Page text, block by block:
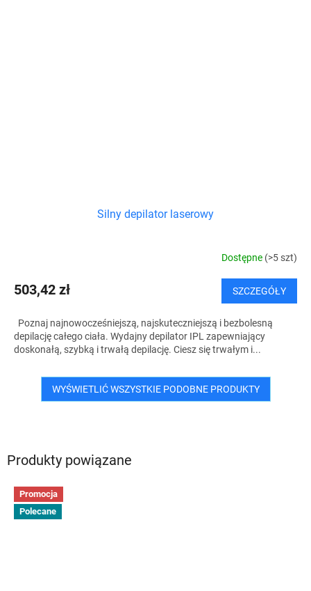
Produkty powiązane
Promocja
Polecane
Silny depilator laserowy
Dostępne (>5 szt)
503,42 zł SZCZEGÓŁY
Poznaj najnowocześniejszą, najskuteczniejszą i bezbolesną
depilację całego ciała. Wydajny depilator IPL zapewniający
doskonałą, szybką i trwałą depilację. Ciesz się trwałym i...
WYŚWIETLIĆ WSZYSTKIE PODOBNE PRODUKTY